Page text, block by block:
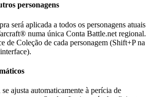
personagens
será aplicada a todos os personagens atuais
numa única Conta Battle.net regional.
de Coleção de cada personagem (Shift+P na
ajusta automaticamente à perícia de